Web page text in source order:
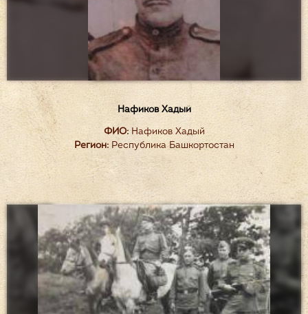
Нафиков Хадый
ФИО:Нафиков Хадый
Регион:Республика Башкортостан